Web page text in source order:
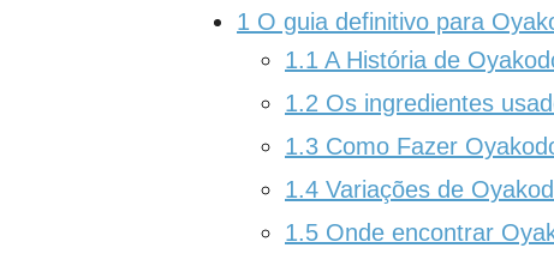
1 O guia definitivo para
1.1 A História de
1.2 Os ingredientes
1.3 Como Fazer
1.4 Variações de
1.5 Onde encontrar